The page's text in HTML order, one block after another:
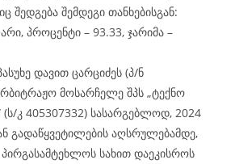
შედგება შემდეგი თანხებისგან:
პროცენტი – 93.33, ჯარიმა –
დავით ცარციძეს (პ/ნ
მოსარჩელე შპს „ტექნო
კ 405307332) სასარგებლოდ, 2024
გადაწყვეტილების აღსრულებამდე,
სახით დაეკისროს